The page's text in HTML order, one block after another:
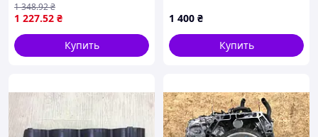
VR022
1 227.52 ₴
1 348.92₴
Купить
1 400 ₴
Купить